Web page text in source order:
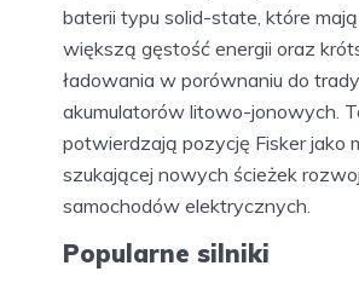
baterii typu solid-state, które
większą gęstość energii oraz
ładowania w porównaniu do
akumulatorów litowo-jonowych.
potwierdzają pozycję Fisker jako
szukającej nowych ścieżek
samochodów elektrycznych.
Popularne silniki